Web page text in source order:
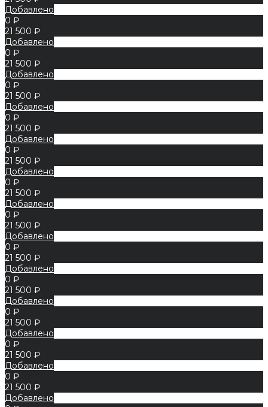
Добавлено
0 ₽
21 500 ₽
Добавлено
0 ₽
21 500 ₽
Добавлено
0 ₽
21 500 ₽
Добавлено
0 ₽
21 500 ₽
Добавлено
0 ₽
21 500 ₽
Добавлено
0 ₽
21 500 ₽
Добавлено
0 ₽
21 500 ₽
Добавлено
0 ₽
21 500 ₽
Добавлено
0 ₽
21 500 ₽
Добавлено
0 ₽
21 500 ₽
Добавлено
0 ₽
21 500 ₽
Добавлено
0 ₽
21 500 ₽
Добавлено